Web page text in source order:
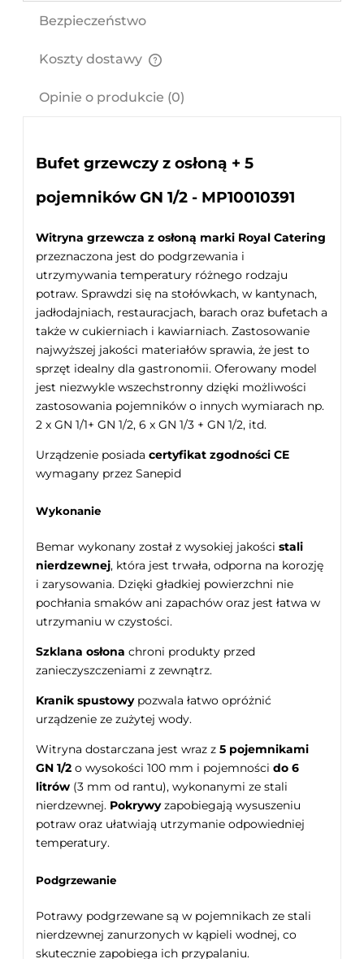
Bezpieczeństwo
Koszty dostawy
Opinie o produkcie (0)
Bufet grzewczy z osłoną + 5
pojemników GN 1/2 - MP10010391
Witryna grzewcza z osłoną marki Royal Catering
przeznaczona jest do podgrzewania i
utrzymywania temperatury różnego rodzaju
potraw. Sprawdzi się na stołówkach, w kantynach,
jadłodajniach, restauracjach, barach oraz bufetach a
także w cukierniach i kawiarniach. Zastosowanie
najwyższej jakości materiałów sprawia, że jest to
sprzęt idealny dla gastronomii. Oferowany model
jest niezwykle wszechstronny dzięki możliwości
zastosowania pojemników o innych wymiarach np.
2 x GN 1/1+ GN 1/2, 6 x GN 1/3 + GN 1/2, itd.
Urządzenie posiada certyfikat zgodności CE
wymagany przez Sanepid
Wykonanie
Bemar wykonany został z wysokiej jakości stali
nierdzewnej, która jest trwała, odporna na korozję
i zarysowania. Dzięki gładkiej powierzchni nie
pochłania smaków ani zapachów oraz jest łatwa w
utrzymaniu w czystości.
Szklana osłona chroni produkty przed
zanieczyszczeniami z zewnątrz.
Kranik spustowypozwala łatwo opróżnić
urządzenie ze zużytej wody.
Witryna dostarczana jest wraz z 5 pojemnikami
GN 1/2 o wysokości 100 mm i pojemności do 6
litrów (3 mm od rantu), wykonanymi ze stali
nierdzewnej. Pokrywyzapobiegają wysuszeniu
potraw oraz ułatwiają utrzymanie odpowiedniej
temperatury.
Podgrzewanie
Potrawy podgrzewane są w pojemnikach ze stali
nierdzewnej zanurzonych w kąpieli wodnej, co
skutecznie zapobiega ich przypalaniu.